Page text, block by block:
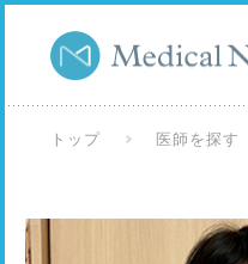
トップ 医師を探す